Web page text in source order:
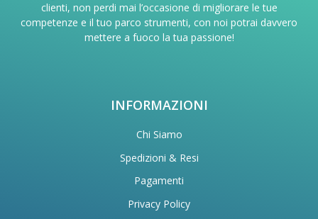
clienti, non perdi mai l’occasione di migliorare le tue
competenze e il tuo parco strumenti, con noi potrai davvero
mettere a fuoco la tua passione!
INFORMAZIONI
Chi Siamo
Spedizioni & Resi
Pagamenti
Privacy Policy